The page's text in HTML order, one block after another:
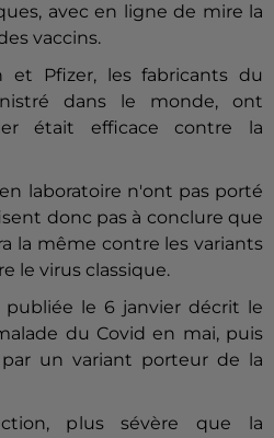
avec en ligne de mire la
vaccins.
et Pfizer, les fabricants du
dans le monde, ont
était efficace contre la
laboratoire n'ont pas porté
donc pas à conclure que
la même contre les variants
le virus classique.
publiée le 6 janvier décrit le
du Covid en mai, puis
un variant porteur de la
plus sévère que la